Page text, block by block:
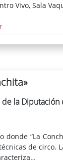
mirar
Vivo, Sala
la Diputación
donde “La
de